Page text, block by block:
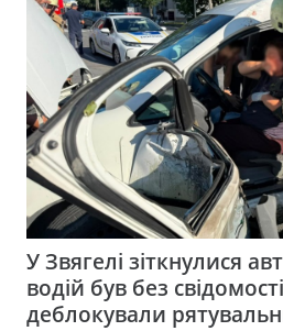
У Звягелі зіткнулися
водій був без
деблокували